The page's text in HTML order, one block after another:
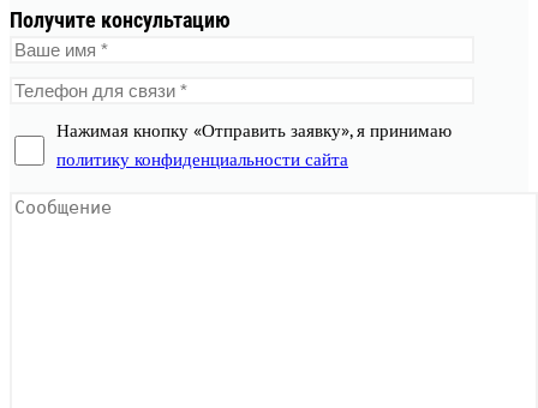
Получите консультацию
Нажимая кнопку «Отправить заявку», я принимаю
политику конфиденциальности сайта